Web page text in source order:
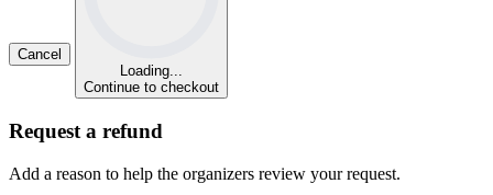
Cancel
Loading...
Continue to checkout
Request a refund
Add a reason to help the organizers review your request.